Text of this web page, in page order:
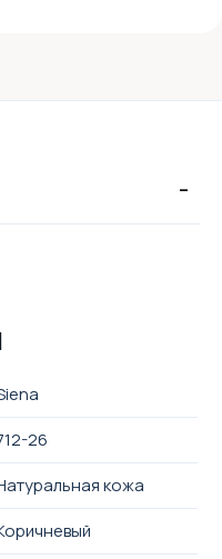
-
26
кожа